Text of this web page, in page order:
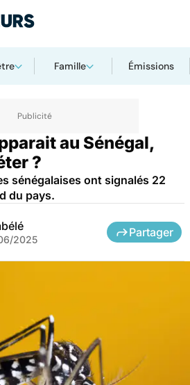
Famille Émissions
infectieuses
au Sénégal,
?
sénégalaises ont signalés 22
du pays.
2025
Partager